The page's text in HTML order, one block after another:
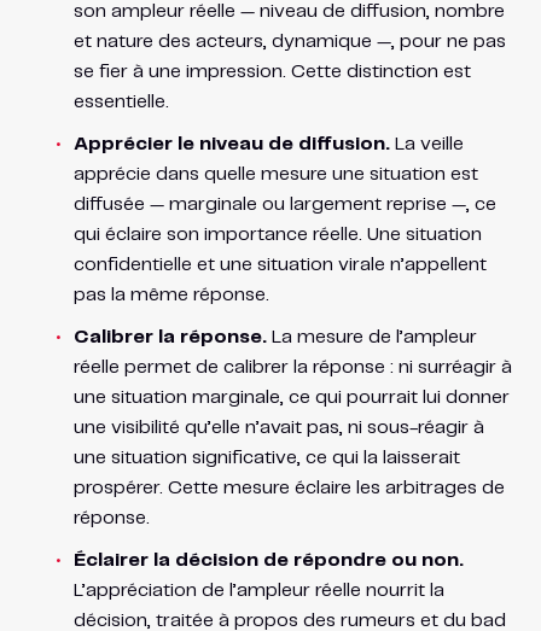
son ampleur réelle — niveau de diffusion, nombre
et nature des acteurs, dynamique —, pour ne pas
se fier à une impression. Cette distinction est
essentielle.
Apprécier le niveau de diffusion.La veille
apprécie dans quelle mesure une situation est
diffusée — marginale ou largement reprise —, ce
qui éclaire son importance réelle. Une situation
confidentielle et une situation virale n’appellent
pas la même réponse.
Calibrer la réponse.La mesure de l’ampleur
réelle permet de calibrer la réponse : ni surréagir à
une situation marginale, ce qui pourrait lui donner
une visibilité qu’elle n’avait pas, ni sous-réagir à
une situation significative, ce qui la laisserait
prospérer. Cette mesure éclaire les arbitrages de
réponse.
Éclairer la décision de répondre ou non.
L’appréciation de l’ampleur réelle nourrit la
décision, traitée à propos des rumeurs et du bad